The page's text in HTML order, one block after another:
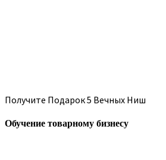
Получите Подарок 5 Вечных Ниш
Обучение товарному бизнесу